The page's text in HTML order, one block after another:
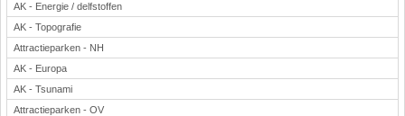
AK - Energie / delfstoffen
AK - Topografie
Attractieparken - NH
AK - Europa
AK - Tsunami
Attractieparken - OV